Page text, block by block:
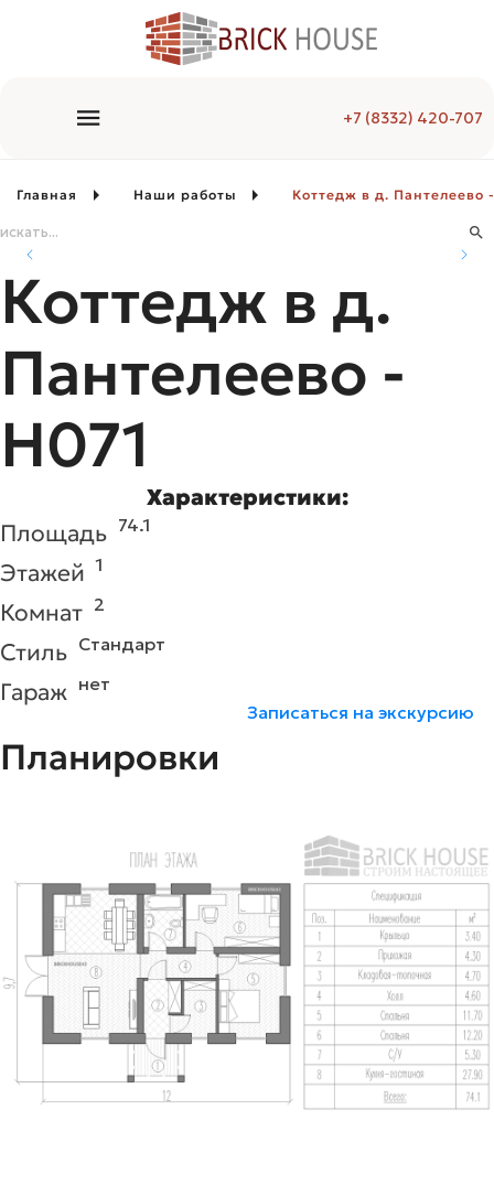
+7 (8332) 420-707
Главная Наши работы Коттедж в д. Пантелеево
Коттедж в д.
Пантелеево -
H071
Характеристики:
Площадь 74.1
Этажей 1
Комнат 2
Стиль Стандарт
Гараж нет
Записаться на экскурсию
Планировки